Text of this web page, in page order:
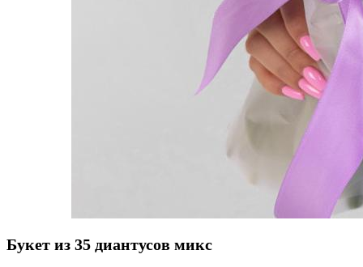
Букет из 35 диантусов микс